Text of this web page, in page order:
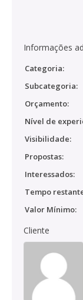
Informações
Categoria:
Subcategoria:
Orçamento:
Nível de
Visibilidade:
Propostas:
Interessados:
Tempo
Valor Mínimo:
Cliente